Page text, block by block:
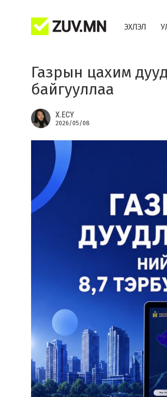
ЭХЛЭЛ
Газрын цахим
байгууллаа
Х.ЕСҮ
2026/05/08